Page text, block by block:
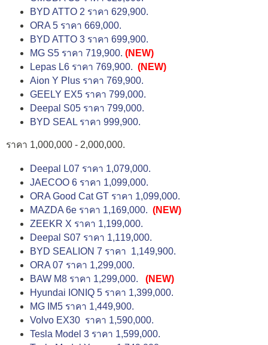
BYD ATTO 2 ราคา 629,900.
ORA 5 ราคา 669,000.
BYD ATTO 3 ราคา 699,900.
MG S5 ราคา 719,900. (NEW)
Lepas L6 ราคา 769,900. (NEW)
Aion Y Plus ราคา 769,900.
GEELY EX5 ราคา 799,000.
Deepal S05 ราคา 799,000.
BYD SEAL ราคา 999,900.
ราคา 1,000,000 - 2,000,000.
Deepal L07 ราคา 1,079,000.
JAECOO 6 ราคา 1,099,000.
ORA Good Cat GT ราคา 1,099,000.
MAZDA 6e ราคา 1,169,000. (NEW)
ZEEKR X ราคา 1,199,000.
Deepal S07 ราคา 1,119,000.
BYD SEALION 7 ราคา 1,149,900.
ORA 07 ราคา 1,299,000.
BAW M8 ราคา 1,299,000.
(NEW)
Hyundai IONIQ 5 ราคา 1,399,000.
MG IM5 ราคา 1,449,900.
Volvo EX30 ราคา 1,590,000.
Tesla Model 3 ราคา 1,599,000.